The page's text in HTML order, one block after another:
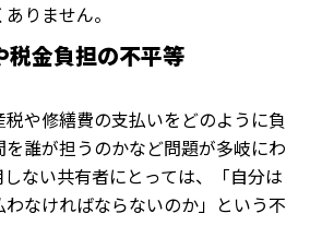
りません。
税金負担の不平等
や修繕費の支払いをどのように負
誰が担うのかなど問題が多岐にわ
ない共有者にとっては、「自分は
なければならないのか」という不